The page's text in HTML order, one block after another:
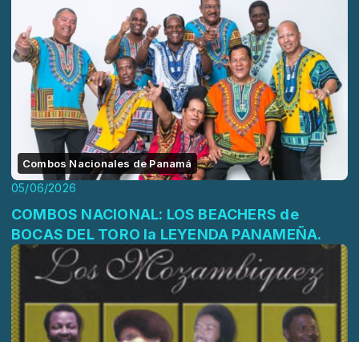
Combos Nacionales de Panamá
05/06/2026
COMBOS NACIONAL: LOS BEACHERS de
BOCAS DEL TORO la LEYENDA PANAMEÑA.